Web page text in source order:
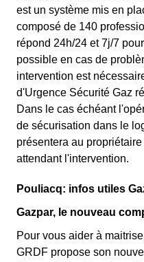
est un système mis en
composé de 140
répond 24h/24 et 7j/7
possible en cas de
intervention est
d'Urgence Sécurité Gaz
Dans le cas échéant
de sécurisation dans le
présentera au
attendant l'intervention.
Pouliacq: infos utiles
Gazpar, le nouveau
Pour vous aider à
GRDF propose son